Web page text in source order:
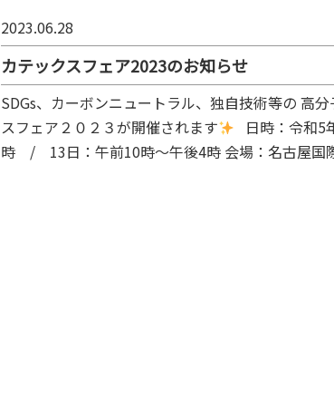
2023.06.28
カテックスフェア2023のお知らせ
SDGs、カーボンニュートラル、独自技術等の 高
スフェア２０２３が開催されます
日時：令和5
時 / 13日：午前10時～午後4時 会場：名古屋国